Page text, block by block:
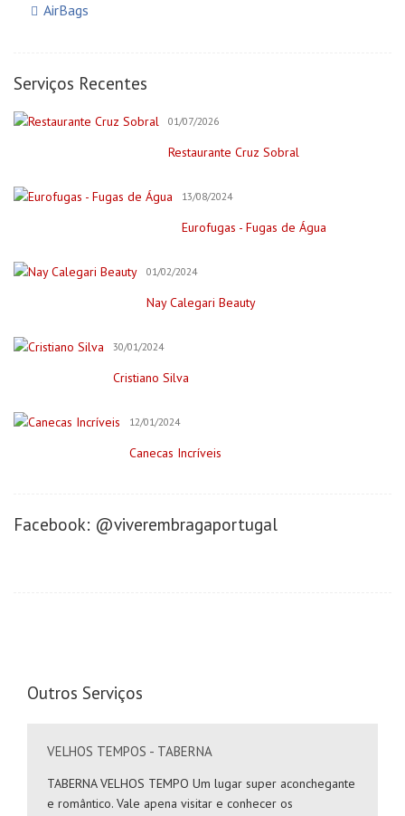
AirBags
Pintores
Creche/Jardim Infância
Bolos
Decorações e Espaços
Fitness
Negócios/Serviços
Cafeterias/Lachonetes
Apoio a Maternidade
Clínica do Desenvolvimento
Clínica Terapêutica
Cosméticos
Serviços Recentes
01/07/2026
Restaurante Cruz Sobral
13/08/2024
Eurofugas - Fugas de Água
01/02/2024
Nay Calegari Beauty
30/01/2024
Cristiano Silva
12/01/2024
Canecas Incríveis
Facebook: @viverembragaportugal
Outros Serviços
VELHOS TEMPOS - TABERNA
TABERNA VELHOS TEMPO Um lugar super aconchegante
e romântico. Vale apena visitar e conhecer os